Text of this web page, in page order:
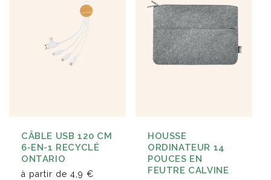
CÂBLE USB 120 CM
6-EN-1 RECYCLÉ
ONTARIO
à partir de 4,9 €
HOUSSE
ORDINATEUR 14
POUCES EN
FEUTRE CALVINE